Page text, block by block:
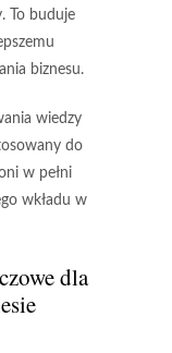
To buduje
biznesu.
wiedzy
do
w pełni
wkładu w
dla